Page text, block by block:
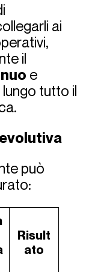
ai
il
e
lungo tutto il
può
Risult
ato